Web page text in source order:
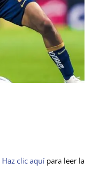
Haz clic aquí para leer la